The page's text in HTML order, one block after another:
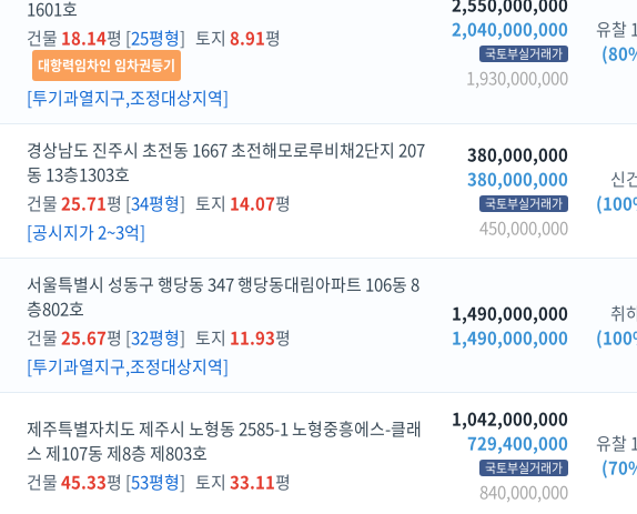
1601호
건물 18.14평 [25평형] 토지 8.91평
대항력임차인 임차권등기
[투기과열지구,조정대상지역]
2,040,000,000
국토부실거래가
1,930,000,000
유찰
경상남도 진주시 초전동 1667 초전해모로루비채2단지 207
동 13층1303호
건물25.71평 [34평형] 토지 14.07평
[공시지가 2~3억]
380,000,000
380,000,000
국토부실거래가
450,000,000
신
서울특별시 성동구 행당동 347 행당동대림아파트 106동 8
층802호
건물25.67평 [32평형] 토지 11.93평
[투기과열지구,조정대상지역]
1,490,000,000
1,490,000,000
취
제주특별자치도 제주시 노형동 2585-1 노형중흥에스-클래
스 제107동 제8층 제803호
건물45.33평 [53평형] 토지 33.11평
1,042,000,000
729,400,000
국토부실거래가
840,000,000
유찰